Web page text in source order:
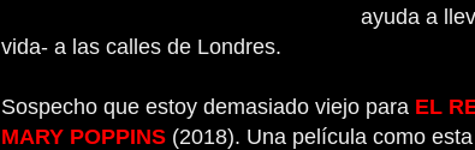
ayuda a
vida- a las calles de Londres.
Sospecho que estoy demasiado viejo para EL
MARY POPPINS (2018). Una película como